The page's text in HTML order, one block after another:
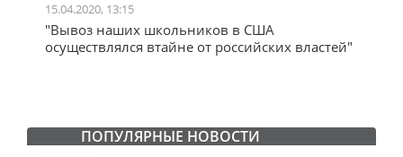
15.04.2020, 13:15
"Вывоз наших школьников в США
осуществлялся втайне от российских властей"
ПОПУЛЯРНЫЕ НОВОСТИ